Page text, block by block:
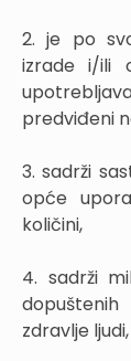
2. je po
izrade i/ili
predviđeni
3. sadrži
opće
količini,
4. sadrži
zdravlje ljudi,